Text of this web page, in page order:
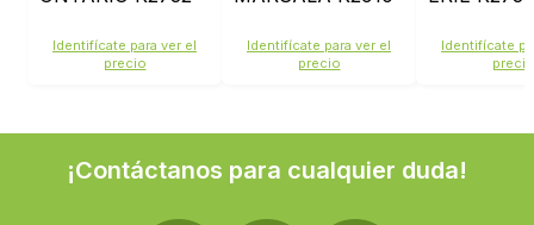
Identifícate para ver el
precio
Identifícate para ver el
precio
Identifícate
precio
¡Contáctanos para cualquier duda!